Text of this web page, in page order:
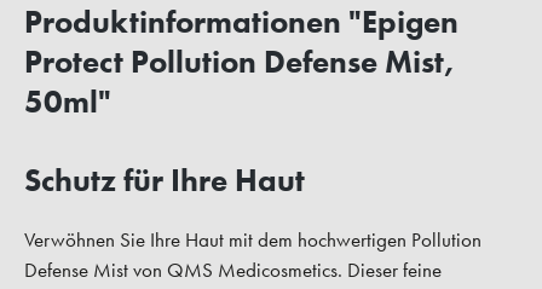
Produktinformationen "Epigen
Protect Pollution Defense Mist,
50ml"
Schutz für Ihre Haut
Verwöhnen Sie Ihre Haut mit dem hochwertigen Pollution
Defense Mist von QMS Medicosmetics. Dieser feine